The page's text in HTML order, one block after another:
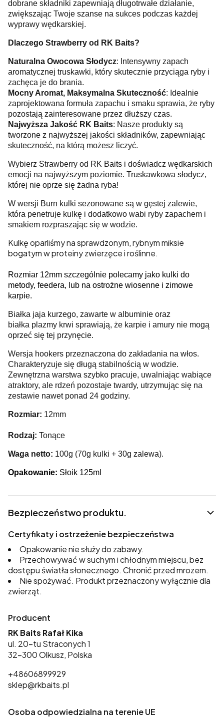
dobrane składniki zapewniają długotrwałe działanie,
zwiększając Twoje szanse na sukces podczas każdej
wyprawy wędkarskiej.
Dlaczego Strawberry od RK Baits?
Naturalna Owocowa Słodycz: Intensywny zapach
aromatycznej truskawki, który skutecznie przyciąga ryby i
zachęca je do brania.
Mocny Aromat, Maksymalna Skuteczność: Idealnie
zaprojektowana formuła zapachu i smaku sprawia, że ryby
pozostają zainteresowane przez dłuższy czas.
Najwyższa Jakość RK Baits: Nasze produkty są
tworzone z najwyższej jakości składników, zapewniając
skuteczność, na którą możesz liczyć.
Wybierz Strawberry od RK Baits i doświadcz wędkarskich
emocji na najwyższym poziomie. Truskawkowa słodycz,
której nie oprze się żadna ryba!
W wersji Burn kulki sezonowane są w gęstej zalewie,
która penetruje kulkę i dodatkowo wabi ryby zapachem i
smakiem rozpraszając się w wodzie.
Kulkę oparliśmy na sprawdzonym, rybnym miksie
bogatym w proteiny zwierzęce i roślinne.
Rozmiar 12mm szczególnie polecamy jako kulki do
metody, feedera, lub na ostrożne wiosenne i zimowe
karpie.
Białka jaja kurzego, zawarte w albuminie oraz
białka plazmy krwi sprawiają, że karpie i amury nie mogą
oprzeć się tej przynęcie.
Wersja hookers przeznaczona do zakładania na włos.
Charakteryzuje się długą stabilnością w wodzie.
Zewnętrzna warstwa szybko pracuje, uwalniając wabiące
atraktory, ale rdzeń pozostaje twardy, utrzymując się na
zestawie nawet ponad 24 godziny.
Rozmiar: 12mm
Rodzaj: Tonące
Waga netto: 100g (70g kulki + 30g zalewa).
Opakowanie: Słoik 125ml
Bezpieczeństwo produktu.
Certyfikaty i ostrzeżenie bezpieczeństwa
Opakowanie nie służy do zabawy.
Przechowywać w suchym i chłodnym miejscu, bez
dostępu światła słonecznego. Chronić przed mrozem.
Nie spożywać. Produkt przeznaczony wyłącznie dla
zwierząt.
Producent
RK Baits Rafał Kika
ul. 20-tu Straconych 1
32-300 Olkusz, Polska
+48606899929
sklep@rkbaits.pl
Osoba odpowiedzialna na terenie UE